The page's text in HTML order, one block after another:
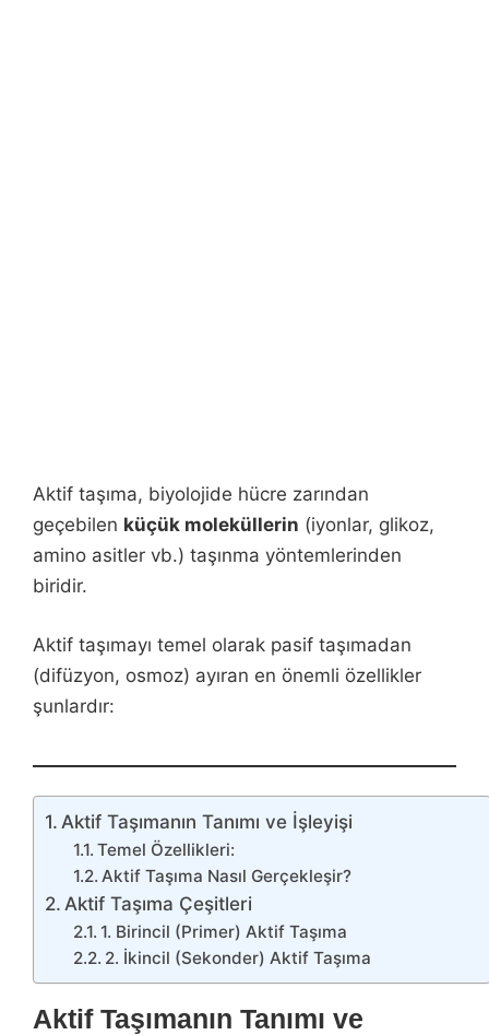
Aktif taşıma, biyolojide hücre zarından
geçebilen küçük moleküllerin (iyonlar, glikoz,
amino asitler vb.) taşınma yöntemlerinden
biridir.
Aktif taşımayı temel olarak pasif taşımadan
(difüzyon, osmoz) ayıran en önemli özellikler
şunlardır:
Aktif Taşımanın Tanımı ve İşleyişi
Temel Özellikleri:
Aktif Taşıma Nasıl Gerçekleşir?
Aktif Taşıma Çeşitleri
1. Birincil (Primer) Aktif Taşıma
2. İkincil (Sekonder) Aktif Taşıma
Aktif Taşımanın Tanımı ve